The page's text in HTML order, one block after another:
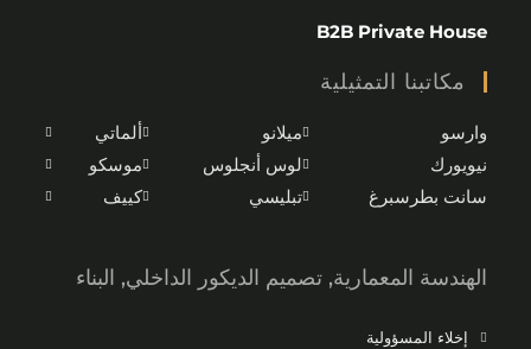
B2B Private House
مكاتبنا التمثيلية
وارسو ميلانو
ألماتي
نيويورك
لوس أنجلوس
موسكو
سانت بطرسبرغ
تبليسي كييف
الهندسة المعمارية, تصميم الديكور الداخلي, البناء
إخلاء المسؤولية